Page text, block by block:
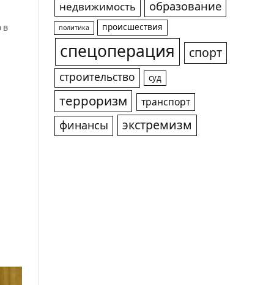
в
недвижимость
образование
политика происшествия
спецоперация спорт
строительство суд
терроризм транспорт
финансы экстремизм